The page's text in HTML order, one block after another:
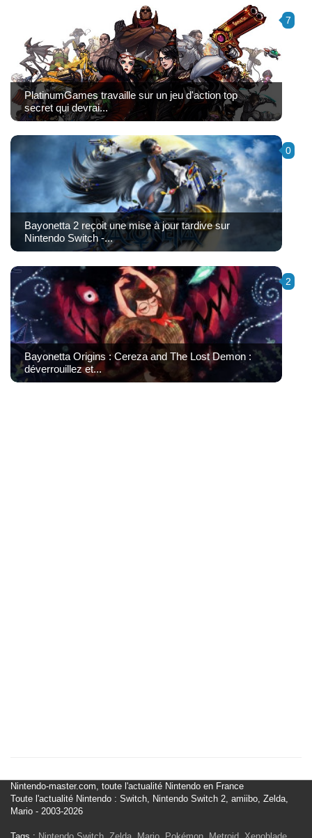
7
PlatinumGames travaille sur un jeu d'action top
secret qui devrai...
0
Bayonetta 2 reçoit une mise à jour tardive sur
Nintendo Switch -...
2
Bayonetta Origins : Cereza and The Lost Demon :
déverrouillez et...
Nintendo-master.com, toute l'actualité Nintendo en France
Toute l'actualité Nintendo : Switch, Nintendo Switch 2, amiibo, Zelda,
Mario - 2003-2026